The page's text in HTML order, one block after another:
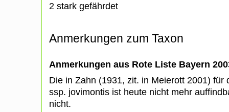
2 stark gefährdet
Anmerkungen zum Taxon
Anmerkungen aus Rote Liste Bayern
Die in Zahn (1931, zit. in Meierott 2001) für
ssp. jovimontis ist heute nicht mehr
nicht.